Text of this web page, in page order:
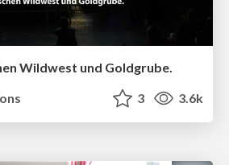
Wildwest und Goldgrube.
3 3.6k